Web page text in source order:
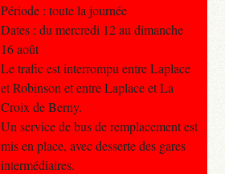
Période : toute la journée
Dates : du mercredi 12 au dimanche
16 août
Le trafic est interrompu entre Laplace
et Robinson et entre Laplace et La
Croix de Berny.
Un service de bus de remplacement est
mis en place, avec desserte des gares
intermédiaires.